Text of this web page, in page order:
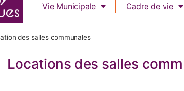
Vie Municipale Cadre de vie
des salles communales
Locations des salles